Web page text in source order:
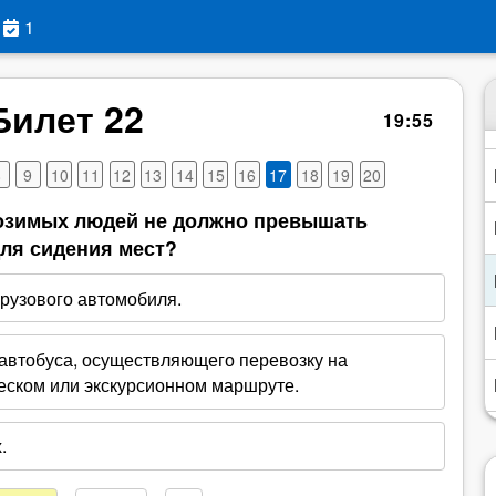
22 19:54
9 10 11 12 13 14 15 16 17 18 19 20
людей не должно превышать
сидения мест?
автомобиля.
осуществляющего перевозку на
или экскурсионном маршруте.
1